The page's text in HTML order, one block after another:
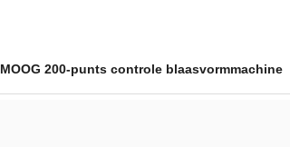
MOOG 200-punts controle blaasvormmachine